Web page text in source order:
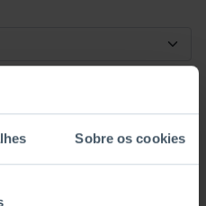
Sobre os cookies